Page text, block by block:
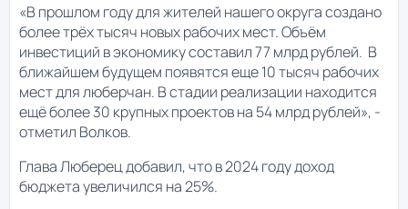
«В прошлом году для жителей нашего округа создано
более трёх тысяч новых рабочих мест. Объём
инвестиций в экономику составил 77 млрд рублей. В
ближайшем будущем появятся еще 10 тысяч рабочих
мест для люберчан. В стадии реализации находится
ещё более 30 крупных проектов на 54 млрд рублей», -
отметил Волков.
Глава Люберец добавил, что в 2024 году доход
бюджета увеличился на 25%.